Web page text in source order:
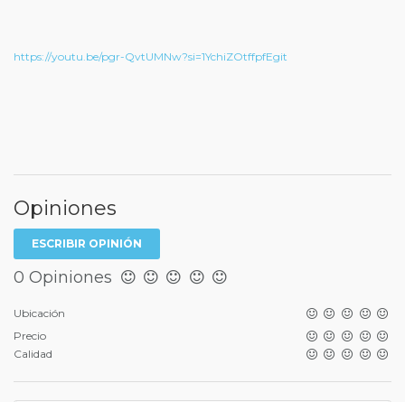
https://youtu.be/pgr-QvtUMNw?si=1YchiZOtffpfEgit
Opiniones
ESCRIBIR OPINIÓN
0 Opiniones
Ubicación
Precio
Calidad